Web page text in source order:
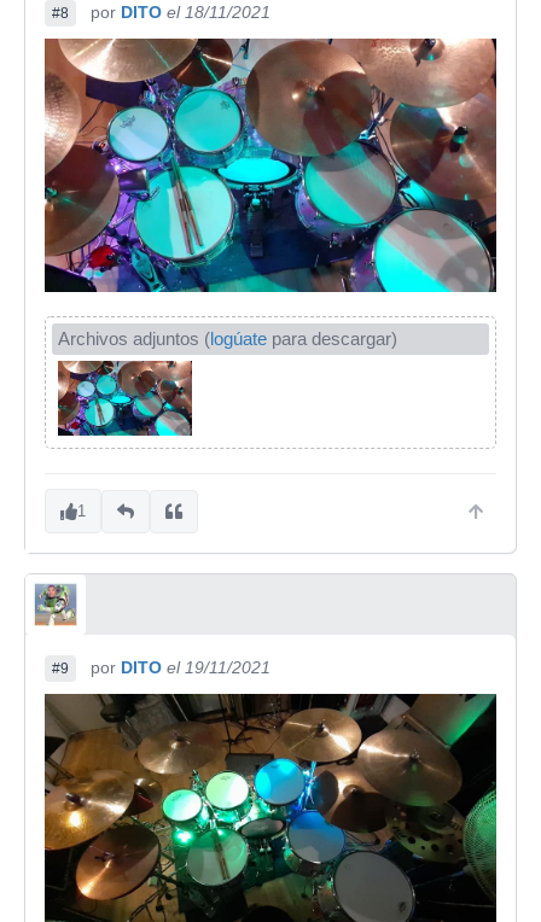
#8 por DITO el 18/11/2021
Archivos adjuntos (logúate para descargar)
1
#9 por DITO el 19/11/2021